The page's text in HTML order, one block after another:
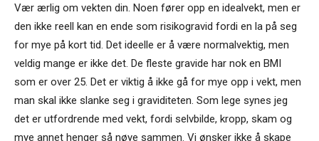
Vær ærlig om vekten din. Noen fører opp en idealvekt, men er
den ikke reell kan en ende som risikogravid fordi en la på seg
for mye på kort tid. Det ideelle er å være normalvektig, men
veldig mange er ikke det. De fleste gravide har nok en BMI
som er over 25. Det er viktig å ikke gå for mye opp i vekt, men
man skal ikke slanke seg i graviditeten. Som lege synes jeg
det er utfordrende med vekt, fordi selvbilde, kropp, skam og
mye annet henger så nøye sammen. Vi ønsker ikke å skape